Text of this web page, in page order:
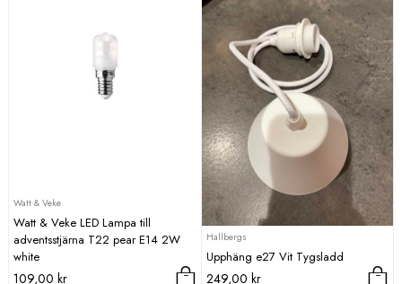
Watt & Veke
Watt & Veke LED Lampa till
adventsstjärna T22 pear E14 2W
white
109,00 kr
Hallbergs
Upphäng e27 Vit Tygsladd
249,00 kr